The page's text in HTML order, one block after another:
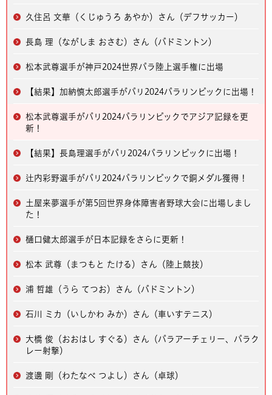
久住呂 文華（くじゅうろ あやか）さん（デフサッカー）
長島 理（ながしま おさむ）さん（バドミントン）
松本武尊選手が神戸2024世界パラ陸上選手権に出場
【結果】加納慎太郎選手がパリ2024パラリンピックに出場！
松本武尊選手がパリ2024パラリンピックでアジア記録を更
新！
【結果】長島理選手がパリ2024パラリンピックに出場！
辻内彩野選手がパリ2024パラリンピックで銅メダル獲得！
土屋来夢選手が第5回世界身体障害者野球大会に出場しまし
た！
樋口健太郎選手が日本記録をさらに更新！
松本 武尊（まつもと たける）さん（陸上競技）
浦 哲雄（うら てつお）さん（バドミントン）
石川 ミカ（いしかわ みか）さん（車いすテニス）
大橋 俊（おおはし すぐる）さん（パラアーチェリー、パラク
レー射撃）
渡邊 剛（わたなべ つよし）さん（卓球）